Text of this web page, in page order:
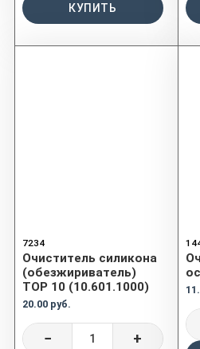
КУПИТЬ
7234
Очиститель силикона
(обезжириватель)
TOP 10 (10.601.1000)
20.00 руб.
− +